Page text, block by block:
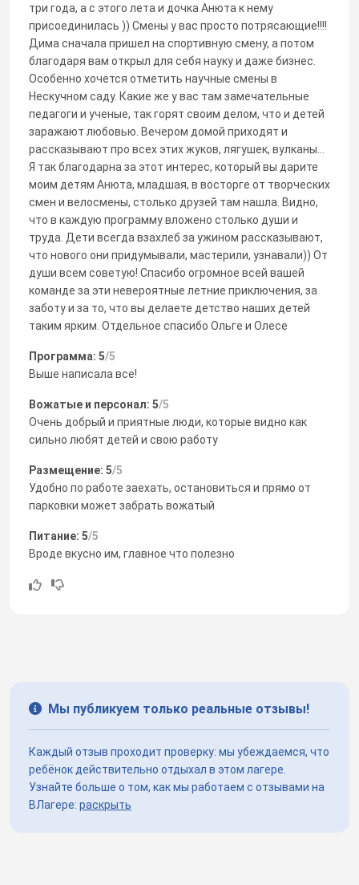
три года, а с этого лета и дочка Анюта к нему
присоединилась )) Смены у вас просто потрясающие!!!!
Дима сначала пришел на спортивную смену, а потом
благодаря вам открыл для себя науку и даже бизнес.
Особенно хочется отметить научные смены в
Нескучном саду. Какие же у вас там замечательные
педагоги и ученые, так горят своим делом, что и детей
заражают любовью. Вечером домой приходят и
рассказывают про всех этих жуков, лягушек, вулканы...
Я так благодарна за этот интерес, который вы дарите
моим детям Анюта, младшая, в восторге от творческих
смен и велосмены, столько друзей там нашла. Видно,
что в каждую программу вложено столько души и
труда. Дети всегда взахлеб за ужином рассказывают,
что нового они придумывали, мастерили, узнавали)) От
души всем советую! Спасибо огромное всей вашей
команде за эти невероятные летние приключения, за
заботу и за то, что вы делаете детство наших детей
таким ярким. Отдельное спасибо Ольге и Олесе
Программа: 5/5
Выше написала все!
Вожатые и персонал: 5/5
Очень добрый и приятные люди, которые видно как
сильно любят детей и свою работу
Размещение: 5/5
Удобно по работе заехать, остановиться и прямо от
парковки может забрать вожатый
Питание: 5/5
Вроде вкусно им, главное что полезно
Мы публикуем только реальные отзывы!
Каждый отзыв проходит проверку: мы убеждаемся, что
ребёнок действительно отдыхал в этом лагере.
Узнайте больше о том, как мы работаем с отзывами на
ВЛагере: раскрыть